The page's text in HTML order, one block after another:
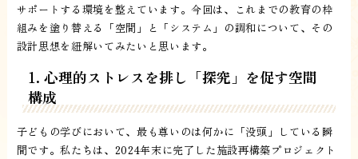
サポートする環境を整えています。今回は、これまでの教育の枠
組みを塗り替える「空間」と「システム」の調和について、その
設計思想を紐解いてみたいと思います。
1. 心理的ストレスを排し「探究」を促す空間
構成
子どもの学びにおいて、最も尊いのは何かに「没頭」している瞬
間です。私たちは、2024年末に完了した施設再構築プロジェクト